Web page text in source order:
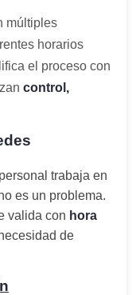
múltiples
horarios
el proceso con
control,
trabaja en
es un problema.
valida con hora
de